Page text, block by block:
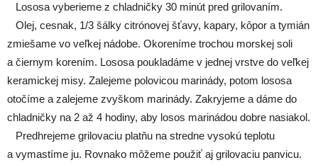
Lososa vyberieme z chladničky 30 minút pred grilovaním.
Olej, cesnak, 1/3 šálky citrónovej šťavy, kapary, kôpor a tymián
zmiešame vo veľkej nádobe. Okoreníme trochou morskej soli
a čiernym korením. Lososa poukladáme v jednej vrstve do veľkej
keramickej misy. Zalejeme polovicou marinády, potom lososa
otočíme a zalejeme zvyškom marinády. Zakryjeme a dáme do
chladničky na 2 až 4 hodiny, aby losos marinádou dobre nasiakol.
Predhrejeme grilovaciu platňu na stredne vysokú teplotu
a vymastíme ju. Rovnako môžeme použiť aj grilovaciu panvicu.